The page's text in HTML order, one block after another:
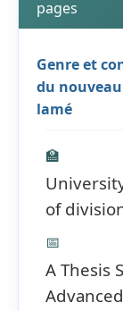
pages
Genre et
du
lamé
🏫
of
📅
A Thesis